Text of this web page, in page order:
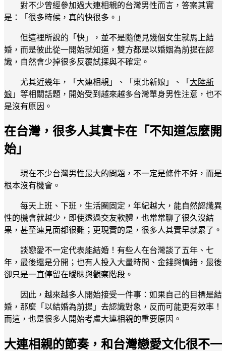
對不少曾經參加過大連相親的台灣男性而言，答案其實
是：「很多時候，真的快很多。」
但這裡所說的「快」，並不是隨便見幾個女生就馬上結
婚，而是彼此從一開始就知道，雙方都是以婚姻為前提在認
識，自然會少掉很多反覆試探與不確定。
尤其近幾年，「大連相親」、「東北新娘」、「 大陸新
娘 」等相關話題，開始受到越來越多台灣單身男性注意，也不
是沒有原因。
在台灣，很多人其實卡在「不知道怎麼開
始」
現在不少台灣男性最大的問題，不一定是條件不好，而是
根本沒有機會。
每天上班、下班，生活圈固定，年紀越大，能自然認識異
性的機會就越少，即使透過交友軟體，也常常聊了很久沒結
果，甚至連見面都很難；更現實的是，很多人其實早就累了。
談戀愛不一定代表能結婚！有些人在台灣談了五年、七
年，最後還是分開；也有人投入大量時間、金錢與情緒，最後
卻只是一直停留在曖昧與觀察階段。
因此，越來越多人開始接受一件事：如果自己的目標是結
婚，那麼「以結婚為前提」去認識對象，反而可能更有效率！
而這，也是很多人開始考慮大連相親的重要原因。
大連相親的節奏，和台灣戀愛文化很不一